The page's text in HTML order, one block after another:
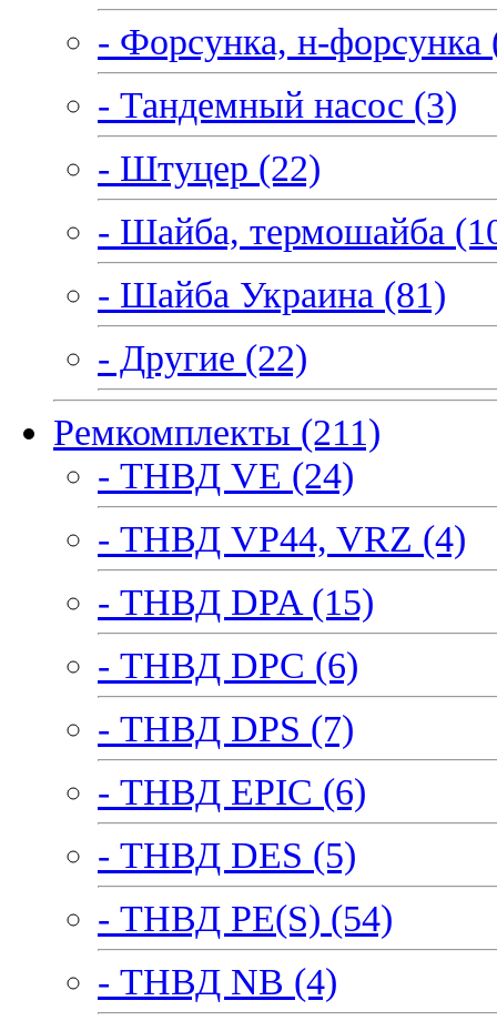
- Форсунка, н-форсунка
- Тандемный насос (3)
- Штуцер (22)
- Шайба, термошайба
- Шайба Украина (81)
- Другие (22)
Ремкомплекты (211)
- ТНВД VE (24)
- ТНВД VP44, VRZ (4)
- ТНВД DPA (15)
- ТНВД DPC (6)
- ТНВД DPS (7)
- ТНВД EPIC (6)
- ТНВД DES (5)
- ТНВД PE(S) (54)
- ТНВД NB (4)